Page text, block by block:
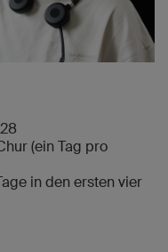
(ein Tag pro
in den ersten vier